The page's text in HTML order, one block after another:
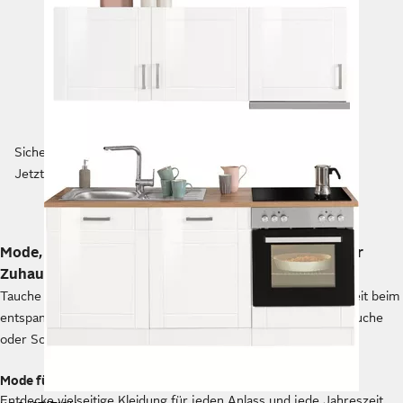
Sichere dir GRATIS Versand und sammle Punkte!
Jetzt kostenlos Mitglied werden
Mode, Wohnen & Technik bei OTTO - für dich & euer
Zuhause
Tauche ein in die Vielfalt unserer Produkte und genieße die Zeit beim
entspannten Shopping rund um die Uhr, ganz ohne Parkplatzsuche
oder Schlangestehen.
Mode für die ganze Familie